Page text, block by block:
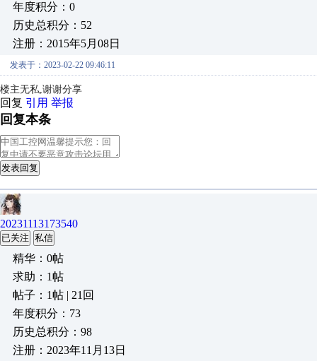
年度积分：0
历史总积分：52
注册：2015年5月08日
发表于：2023-02-22 09:46:11
楼主无私,谢谢分享
回复 引用 举报
回复本条
发表回复
20231113173540
已关注 私信
精华：0帖
求助：1帖
帖子：1帖 | 21回
年度积分：73
历史总积分：98
注册：2023年11月13日